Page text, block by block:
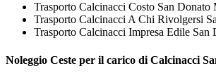
Trasporto Calcinacci Costo San Donato
Trasporto Calcinacci A Chi Rivolgersi
Trasporto Calcinacci Impresa Edile San
Noleggio Ceste per il carico di Calcinacci